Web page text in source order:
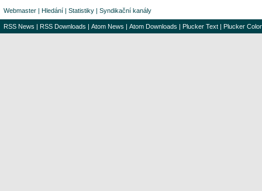
Webmaster | Hledání | Statistiky | Syndikační kanály
RSS News | RSS Downloads | Atom News | Atom Downloads | Plucker Text | Plucker Color